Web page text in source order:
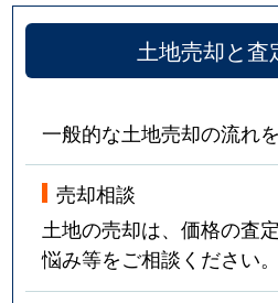
土地売却と査
一般的な土地売却の流れ
売却相談
土地の売却は、価格の査
悩み等をご相談ください。